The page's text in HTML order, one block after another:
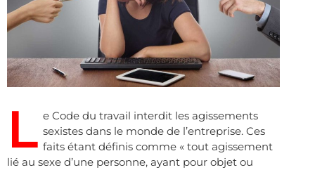
L e Code du travail interdit les agissements
sexistes dans le monde de l’entreprise. Ces
faits étant définis comme « tout agissement
lié au sexe d’une personne, ayant pour objet ou